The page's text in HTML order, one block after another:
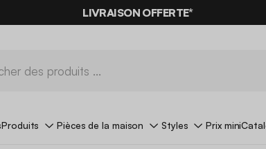
LIVRAISON OFFERTE*
Produits Pièces de la maison Styles Prix mini